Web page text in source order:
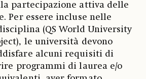
partecipazione attiva delle
Per essere incluse nelle
(QS World University
le università devono
alcuni requisiti di
programmi di laurea e/o